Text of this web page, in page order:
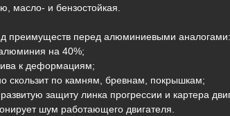
масло- и бензостойкая.
преимуществ перед алюминиевыми аналогами:
на 40%;
к деформациям;
скользит по камням, бревнам, покрышкам;
защиту линка прогрессии и картера
шум работающего двигателя.